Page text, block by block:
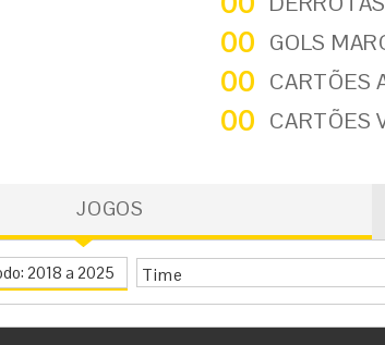
00 GOLS
00 CARTÕES
00 CARTÕES
JOGOS
Time